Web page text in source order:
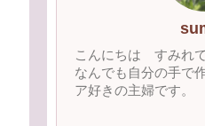
こんにちは すみれで
なんでも自分の手で
ア好きの主婦です。